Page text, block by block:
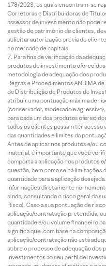
178/2023, os quais encontram-se
Corretoras e Distribuidoras de
assessor de investimento não pode
gestão de patrimônio de clientes,
solicitar autorização prévia do
no mercado de capitais.
Para fins de verificação da
produtos de investimento
metodologia de adequação dos
Regras e Procedimentos ANBIMA
de Distribuição de Produtos de
atribuir uma pontuação máxima de
(conservador, moderado e
para cada um dos produtos
todos os clientes possam ter
das quantidades e limites da
Antes de aplicar nos produtos e/ou
material, é importante que você
comporta a aplicação nos produtos
questão, bem como se há limitações
quantidade para a aplicação
informações diretamente no
ainda, consultando o risco geral da
Risco). Caso a sua pontuação de
aplicação/contratação pretendida,
quantidade e/ou volume financeiro
significa que, com base na
aplicação/contratação não está
sobre o processo de adequação dos
Investimentos ao seu perfil de